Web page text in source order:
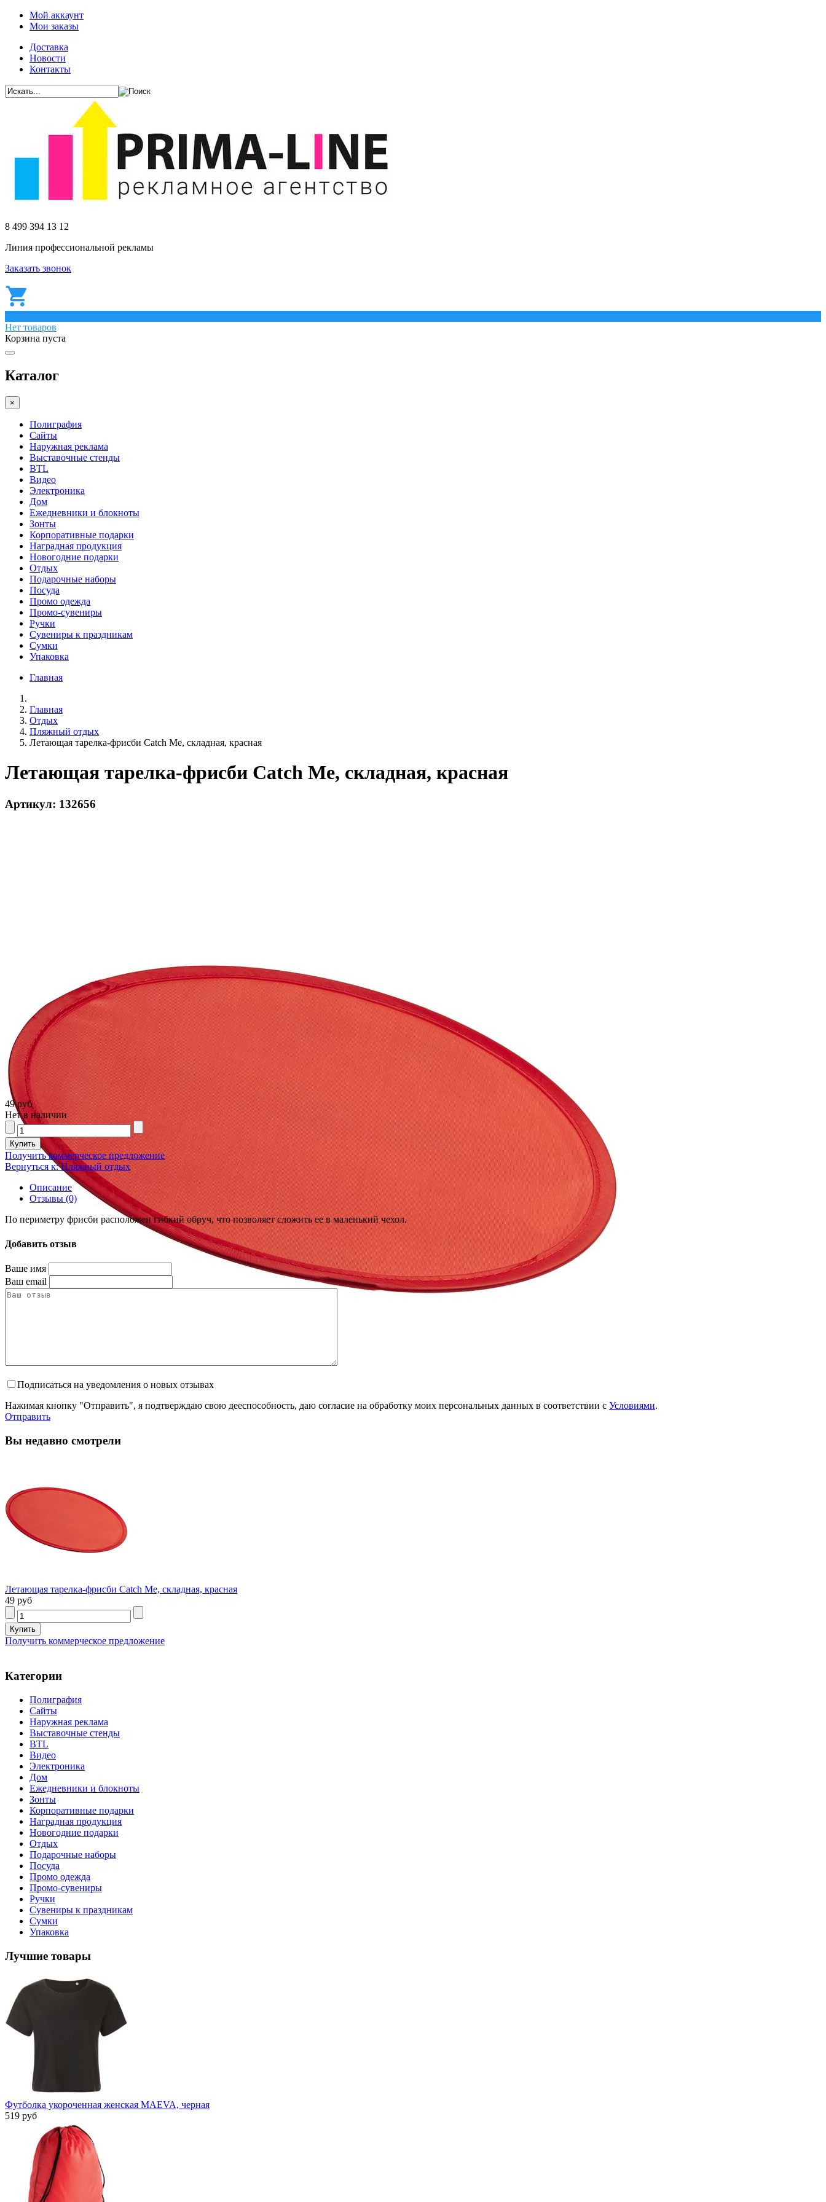
Мой аккаунт
Мои заказы
Доставка
Новости
Контакты
8 499 394 13 12
Линия профессиональной рекламы
Заказать звонок
Нет товаров
Корзина пуста
Каталог
×
Полиграфия
Сайты
Наружная реклама
Выставочные стенды
BTL
Видео
Электроника
Дом
Ежедневники и блокноты
Зонты
Корпоративные подарки
Наградная продукция
Новогодние подарки
Отдых
Подарочные наборы
Посуда
Промо одежда
Промо-сувениры
Ручки
Сувениры к праздникам
Сумки
Упаковка
Главная
Главная
Отдых
Пляжный отдых
Летающая тарелка-фрисби Catch Me, складная, красная
Летающая тарелка-фрисби Catch Me, складная, красная
Артикул: 132656
49 руб
Нет в наличии
Получить коммерческое предложение
Вернуться к: Пляжный отдых
Описание
Отзывы (0)
По периметру фрисби расположен гибкий обруч, что позволяет сложить ее в маленький чехол.
Добавить отзыв
Ваше имя
Ваш email
Подписаться на уведомления о новых отзывах
Нажимая кнопку "Отправить", я подтверждаю свою дееспособность, даю согласие на обработку моих персональных данных в соответствии с Условиями.
Отправить
Вы недавно смотрели
Летающая тарелка-фрисби Catch Me, складная, красная
49 руб
Получить коммерческое предложение
Категории
Полиграфия
Сайты
Наружная реклама
Выставочные стенды
BTL
Видео
Электроника
Дом
Ежедневники и блокноты
Зонты
Корпоративные подарки
Наградная продукция
Новогодние подарки
Отдых
Подарочные наборы
Посуда
Промо одежда
Промо-сувениры
Ручки
Сувениры к праздникам
Сумки
Упаковка
Лучшие товары
Футболка укороченная женская MAEVA, черная
519 руб